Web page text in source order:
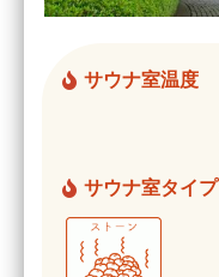
サウナ室温度
サウナ室タイプ